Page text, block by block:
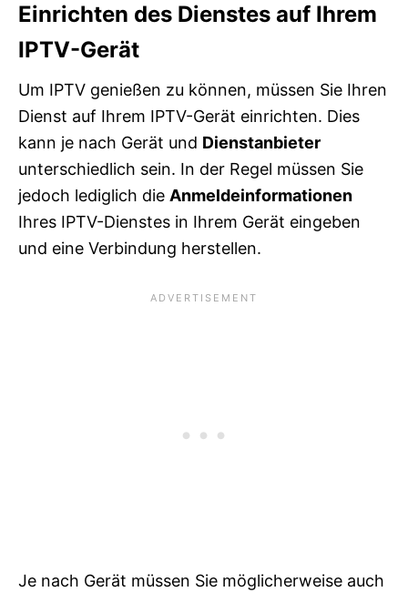
Einrichten des Dienstes auf Ihrem
IPTV-Gerät
Um IPTV genießen zu können, müssen Sie Ihren
Dienst auf Ihrem IPTV-Gerät einrichten. Dies
kann je nach Gerät und Dienstanbieter
unterschiedlich sein. In der Regel müssen Sie
jedoch lediglich die Anmeldeinformationen
Ihres IPTV-Dienstes in Ihrem Gerät eingeben
und eine Verbindung herstellen.
Je nach Gerät müssen Sie möglicherweise auch